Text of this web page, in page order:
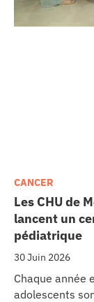
Les CHU de
lancent un
pédiatrique
30 Juin 2026
CANCER
Chaque année
adolescents